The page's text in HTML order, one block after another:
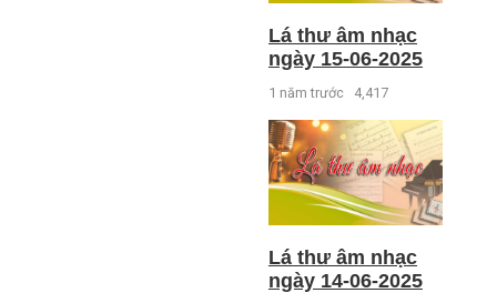
Lá thư âm nhạc
ngày 15-06-2025
1 năm trước 4,417
Lá thư âm nhạc
ngày 14-06-2025